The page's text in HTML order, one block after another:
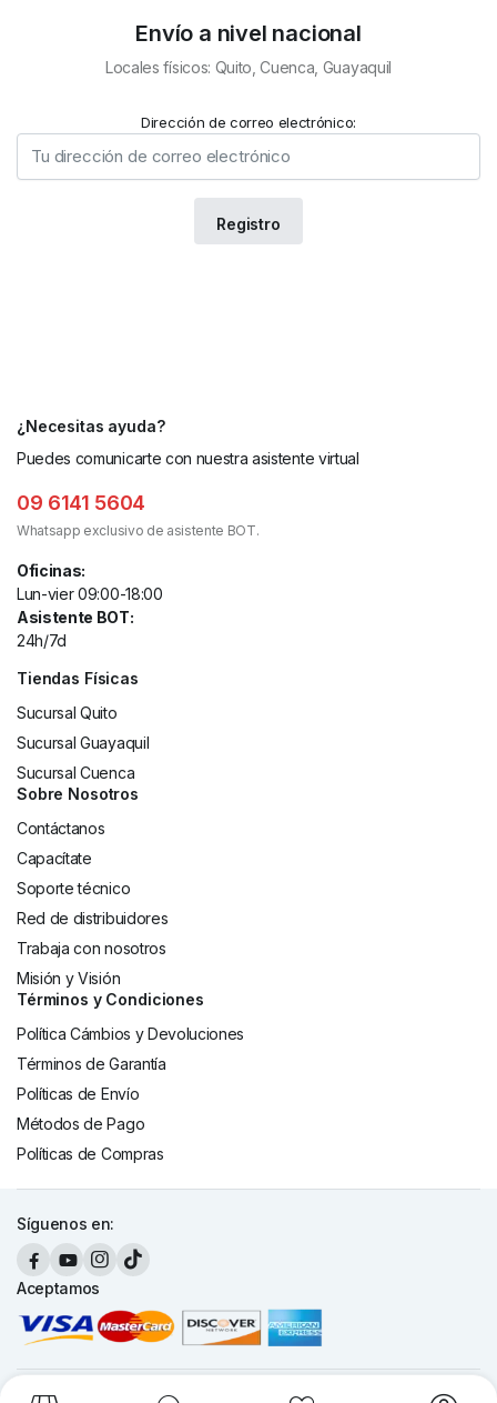
Envío a nivel nacional
Locales físicos: Quito, Cuenca, Guayaquil
Dirección de correo electrónico:
¿Necesitas ayuda?
Puedes comunicarte con nuestra asistente virtual
09 6141 5604
Whatsapp exclusivo de asistente BOT.
Oficinas:
Lun-vier 09:00-18:00
Asistente BOT:
24h/7d
Tiendas Físicas
Sucursal Quito
Sucursal Guayaquil
Sucursal Cuenca
Sobre Nosotros
Contáctanos
Capacítate
Soporte técnico
Red de distribuidores
Trabaja con nosotros
Misión y Visión
Términos y Condiciones
Política Cámbios y Devoluciones
Términos de Garantía
Políticas de Envío
Métodos de Pago
Políticas de Compras
Síguenos en:
Aceptamos